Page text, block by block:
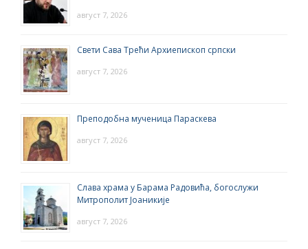
август 7, 2026
Свети Сава Трећи Архиепископ српски
август 7, 2026
Преподобна мученица Параскева
август 7, 2026
Слава храма у Барама Радовића, богослужи
Митрополит Јоаникије
август 7, 2026